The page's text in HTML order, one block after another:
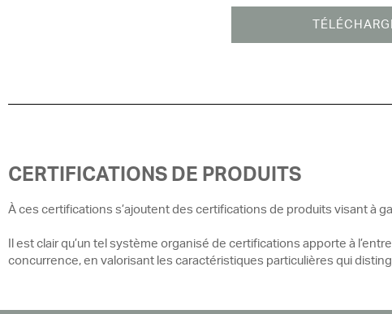
CERTIFICATIONS DE PRODUITS
À ces certifications s’ajoutent des certifications de produits visant à
Il est clair qu’un tel système organisé de certifications apporte à
concurrence, en valorisant les caractéristiques particulières qui